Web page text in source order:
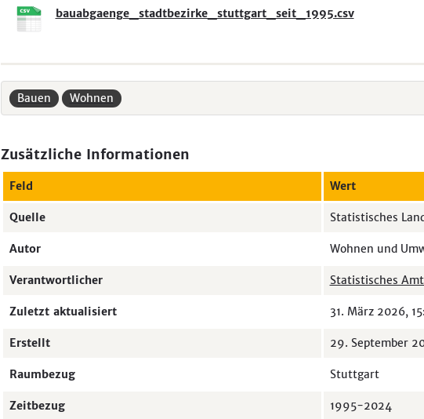
bauabgaenge_stadtbezirke_stuttgart_seit_1995.csv
Bauen Wohnen
Zusätzliche Informationen
Feld Wert
Quelle Statistisches
Autor Wohnen und
Verantwortlicher Statistisches
Zuletzt aktualisiert 31. März 2026,
Erstellt 29. September
Raumbezug Stuttgart
Zeitbezug 1995-2024